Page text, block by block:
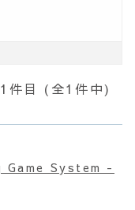
件目 (全1件中)
System -